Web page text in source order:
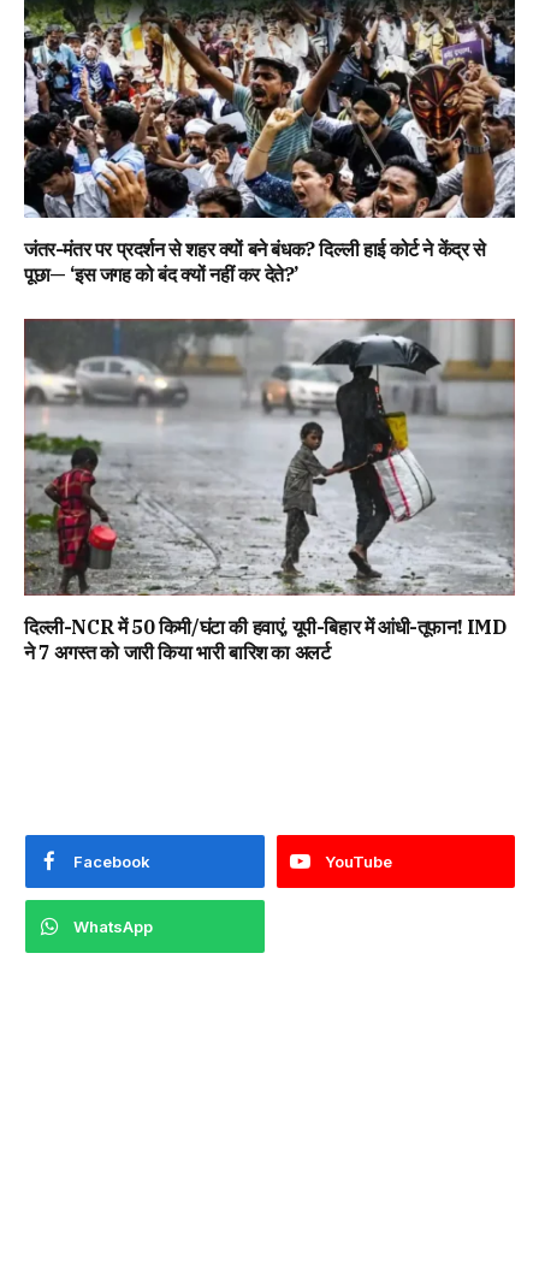
जंतर-मंतर पर प्रदर्शन से शहर क्यों बने बंधक? दिल्ली हाई कोर्ट ने केंद्र से
पूछा— ‘इस जगह को बंद क्यों नहीं कर देते?’
दिल्ली-NCR में 50 किमी/घंटा की हवाएं, यूपी-बिहार में आंधी-तूफान! IMD
ने 7 अगस्त को जारी किया भारी बारिश का अलर्ट
Facebook YouTube
WhatsApp